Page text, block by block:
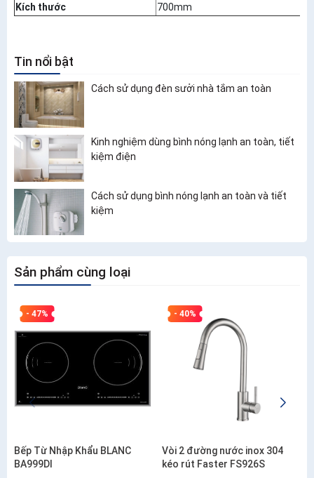
Kích thước
700mm
Tin nổi bật
Cách sử dụng đèn sưởi nhà tắm an toàn
Kinh nghiệm dùng bình nóng lạnh an toàn, tiết
kiệm điện
Cách sử dụng bình nóng lạnh an toàn và tiết
kiệm
Sản phẩm cùng loại
- 47%
Bếp Từ Nhập Khẩu BLANC
BA999DI
- 40%
Vòi 2 đường nước inox 304
kéo rút Faster FS926S